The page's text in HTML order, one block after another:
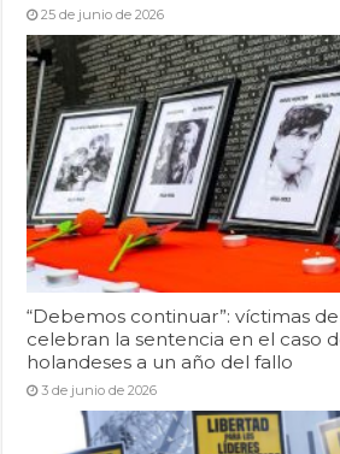
25 de junio de 2026
“Debemos continuar”: víctimas
celebran la sentencia en el caso
holandeses a un año del fallo
3 de junio de 2026